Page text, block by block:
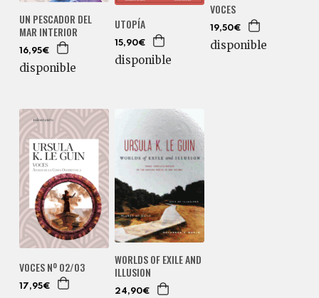
UN PESCADOR DEL
MAR INTERIOR
16,95€
disponible
UTOPÍA
15,90€
disponible
VOCES
19,50€
disponible
VOCES Nº 02/03
17,95€
WORLDS OF EXILE AND
ILLUSION
24,90€